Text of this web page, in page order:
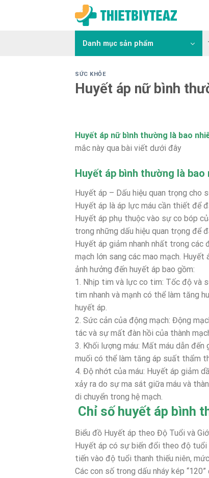
Danh mục sản phẩm
SỨC KHỎE
Huyết áp nữ bình
Huyết áp nữ bình thường là bao
mắc này qua bài viết dưới đây
Huyết áp bình thường là bao
Huyết áp – Dấu hiệu quan trọng cho
Huyết áp là áp lực máu cần thiết để
Huyết áp phụ thuộc vào sự co bóp
trong những dấu hiệu quan trọng để
Huyết áp giảm nhanh nhất trong các
mạch lớn sang các mao mạch.
ảnh hưởng đến huyết áp bao gồm:
1. Nhịp tim và lực co tim: Tốc độ và
tim nhanh và mạnh có thể làm tăng
huyết áp.
2. Sức cản của động mạch: Động
tác và sự mất đàn hồi của thành
3. Khối lượng máu: Mất máu dẫn
muối có thể làm tăng áp suất thẩm
4. Độ nhớt của máu: Huyết áp giảm
xảy ra do sự ma sát giữa máu và
di chuyển trong hệ mạch.
Chỉ số huyết áp bình
Biểu đồ Huyết áp theo Độ Tuổi và
Huyết áp có sự biến đổi theo độ
tiến vào độ tuổi thanh thiếu niên,
Các con số trong dấu nháy kép